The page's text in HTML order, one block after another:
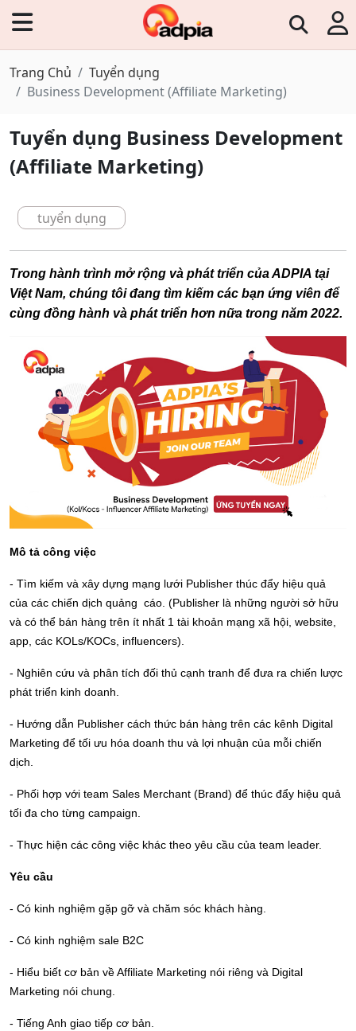
Trang Chủ
Tuyển dụng
Business Development (Affiliate Marketing)
Tuyển dụng Business Development
(Affiliate Marketing)
tuyển dụng
Trong hành trình mở rộng và phát triển của ADPIA tại
Việt Nam, chúng tôi đang tìm kiếm các bạn ứng viên để
cùng đồng hành và phát triển hơn nữa trong năm 2022.
Mô tả công việc
- Tìm kiếm và xây dựng mạng lưới Publisher thúc đẩy hiệu quả
của các chiến dịch quảng cáo. (Publisher là những người sở hữu
và có thể bán hàng trên ít nhất 1 tài khoản mạng xã hội, website,
app, các KOLs/KOCs, influencers).
- Nghiên cứu và phân tích đối thủ cạnh tranh để đưa ra chiến lược
phát triển kinh doanh.
- Hướng dẫn Publisher cách thức bán hàng trên các kênh Digital
Marketing để tối ưu hóa doanh thu và lợi nhuận của mỗi chiến
dịch.
- Phối hợp với team Sales Merchant (Brand) để thúc đẩy hiệu quả
tối đa cho từng campaign.
- Thực hiện các công việc khác theo yêu cầu của team leader.
Yêu cầu
- Có kinh nghiệm gặp gỡ và chăm sóc khách hàng.
- Có kinh nghiệm sale B2C
- Hiểu biết cơ bản về Affiliate Marketing nói riêng và Digital
Marketing nói chung.
- Tiếng Anh giao tiếp cơ bản.